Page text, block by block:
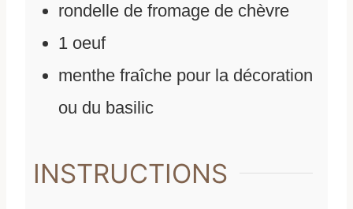
rondelle de fromage de chèvre
1 oeuf
menthe fraîche pour la décoration
ou du basilic
INSTRUCTIONS